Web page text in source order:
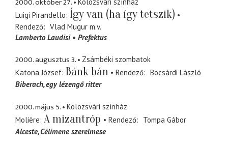
Luigi Pirandello Így van (ha így tetszik)
Rendező Vlad Mugur m.v.
Lamberto Laudisi
Prefektus
2000. augusztus 3.
Zsámbéki szombatok
Katona József Bánk bán Rendező
Bocsárdi László
Biberach egy lézengő ritter
2000. május 5.
Kolozsvári színház
Molière A mizantróp Rendező
Tompa Gábor
Alceste Célimene szerelmese